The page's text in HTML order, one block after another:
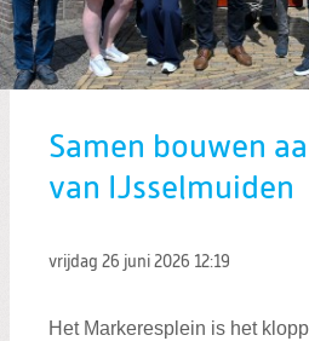
Samen bouwen
van IJsselmuiden
vrijdag 26 juni 2026 12:19
Het Markeresplein is het